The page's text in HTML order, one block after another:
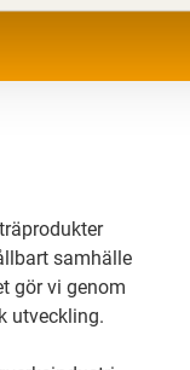
samhälle
gör vi genom
utveckling.